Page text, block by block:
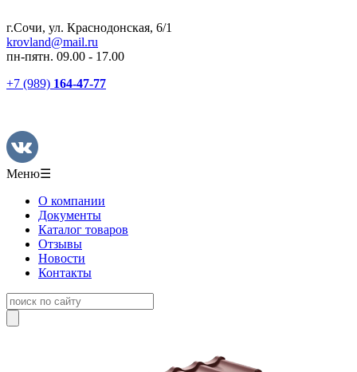
г.Сочи, ул. Краснодонская, 6/1
krovland@mail.ru
пн-пятн. 09.00 - 17.00
+7 (989) 164-47-77
Меню☰
О компании
Документы
Каталог товаров
Отзывы
Новости
Контакты